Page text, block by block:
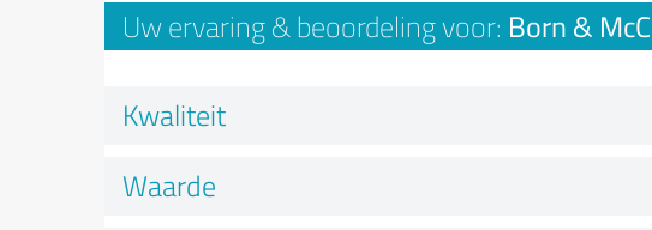
Uw ervaring & beoordeling voor: Born &
Kwaliteit
Waarde